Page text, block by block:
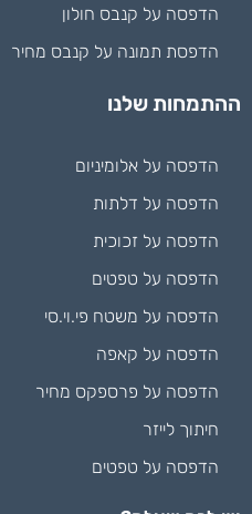
הדפסה על קנבס חולון
הדפסת תמונה על קנבס מחיר
ההתמחות שלנו
הדפסה על אלומיניום
הדפסה על דלתות
הדפסה על זכוכית
הדפסה על טפטים
הדפסה על משטח פי.וי.סי
הדפסה על קאפה
הדפסה על פרספקס מחיר
חיתוך לייזר
הדפסה על טפטים